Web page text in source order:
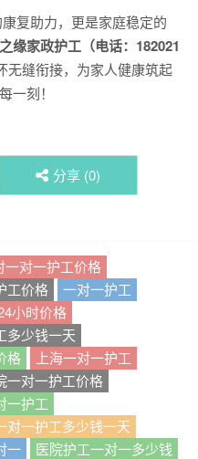
复助力，更是家庭稳定的
缘家政护工（电话：182021
无缝衔接，为家人健康筑起
一刻！
分享 (0)
一对一护工价格
工价格
一对一护工
小时价格
多少钱一天
格
上海一对一护工
一对一护工价格
一护工
对一护工多少钱一天
一
医院护工一对一多少钱